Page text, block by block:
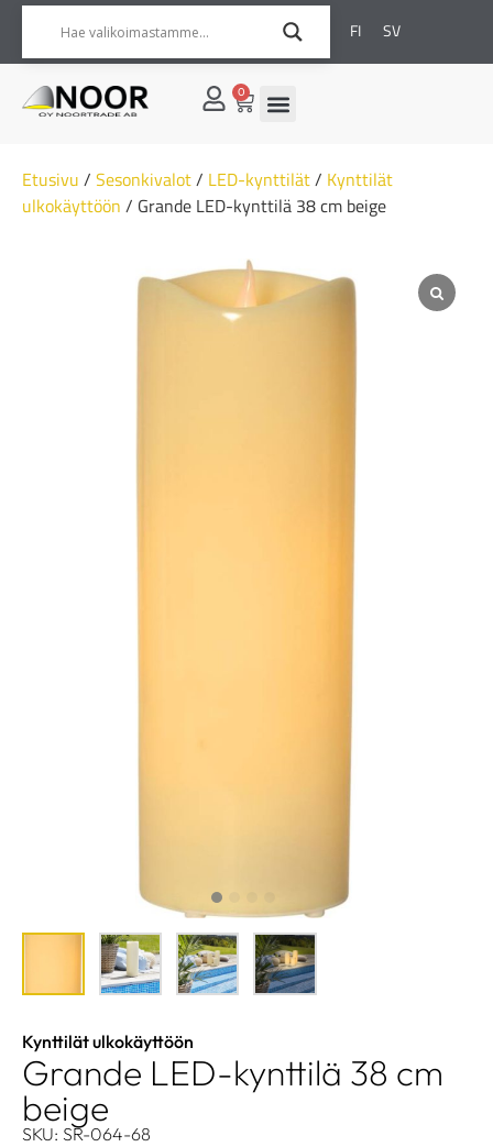
FI SV
0
Etusivu / Sesonkivalot/ LED-kynttilät/ Kynttilät
ulkokäyttöön / Grande LED-kynttilä 38 cm beige
Kynttilät ulkokäyttöön
Grande LED-kynttilä 38 cm
beige
SKU: SR-064-68